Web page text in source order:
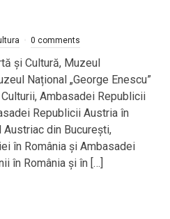
0 comments
și Cultură, Muzeul
Național „George Enescu”
Ambasadei Republicii
Republicii Austria în
Austriac din București,
în România și Ambasadei
în România și în […]